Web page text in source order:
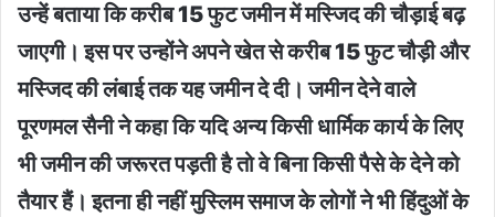
उन्हें बताया कि करीब 15 फुट जमीन में मस्जिद की चौड़ाई बढ़
जाएगी। इस पर उन्होंने अपने खेत से करीब 15 फुट चौड़ी और
मस्जिद की लंबाई तक यह जमीन दे दी। जमीन देने वाले
पूरणमल सैनी ने कहा कि यदि अन्य किसी धार्मिक कार्य के लिए
भी जमीन की जरूरत पड़ती है तो वे बिना किसी पैसे के देने को
तैयार हैं। इतना ही नहीं मुस्लिम समाज के लोगों ने भी हिंदुओं के